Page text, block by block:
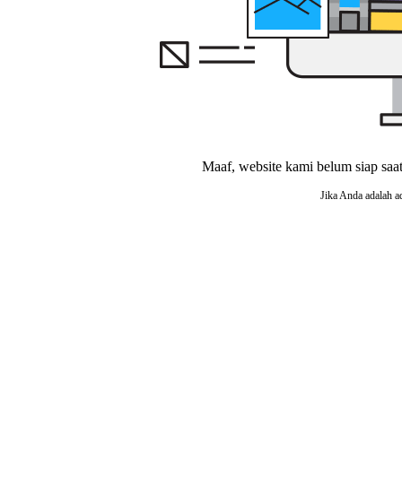
Maaf, website kami belum siap
Jika Anda adalah